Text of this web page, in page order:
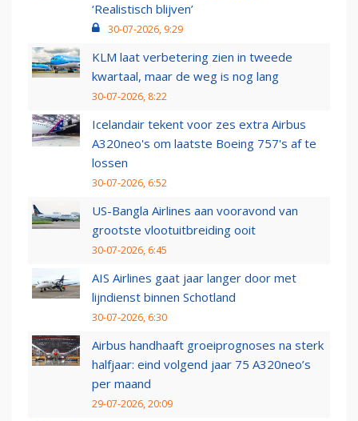
‘Realistisch blijven’
30-07-2026, 9:29
KLM laat verbetering zien in tweede
kwartaal, maar de weg is nog lang
30-07-2026, 8:22
Icelandair tekent voor zes extra Airbus
A320neo's om laatste Boeing 757's af te
lossen
30-07-2026, 6:52
US-Bangla Airlines aan vooravond van
grootste vlootuitbreiding ooit
30-07-2026, 6:45
AIS Airlines gaat jaar langer door met
lijndienst binnen Schotland
30-07-2026, 6:30
Airbus handhaaft groeiprognoses na sterk
halfjaar: eind volgend jaar 75 A320neo’s
per maand
29-07-2026, 20:09